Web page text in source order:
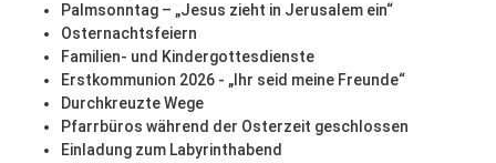
Palmsonntag – „Jesus zieht in Jerusalem ein“
Osternachtsfeiern
Familien- und Kindergottesdienste
Erstkommunion 2026 - „Ihr seid meine Freunde“
Durchkreuzte Wege
Pfarrbüros während der Osterzeit geschlossen
Einladung zum Labyrinthabend